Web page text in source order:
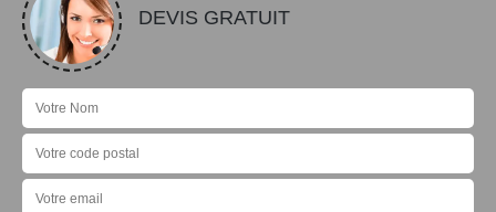
DEVIS GRATUIT